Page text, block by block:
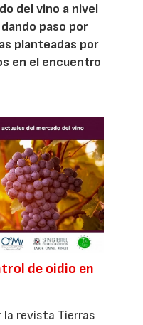
del vino a nivel
paso por
planteadas por
en el encuentro
de oidio en
la revista Tierras